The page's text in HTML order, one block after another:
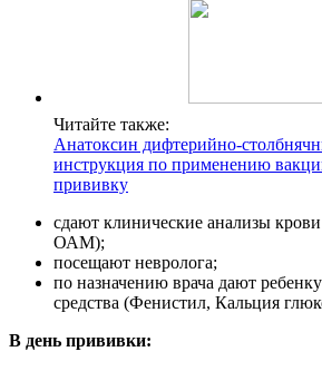
Читайте также:
Анатоксин дифтерийно-
инструкция по применению
прививку
сдают клинические анализы
ОАМ);
посещают невролога;
по назначению врача дают
средства (Фенистил, Кальция
В день прививки: